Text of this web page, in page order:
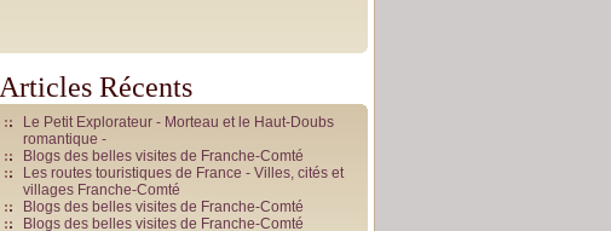
Articles Récents
Le Petit Explorateur - Morteau et le Haut-Doubs
romantique -
Blogs des belles visites de Franche-Comté
Les routes touristiques de France - Villes, cités et
villages Franche-Comté
Blogs des belles visites de Franche-Comté
Blogs des belles visites de Franche-Comté